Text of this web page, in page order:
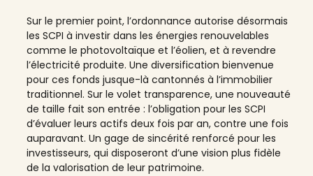
Sur le premier point, l’ordonnance autorise désormais
les SCPI à investir dans les énergies renouvelables
comme le photovoltaïque et l’éolien, et à revendre
l’électricité produite. Une diversification bienvenue
pour ces fonds jusque-là cantonnés à l’immobilier
traditionnel. Sur le volet transparence, une nouveauté
de taille fait son entrée : l’obligation pour les SCPI
d’évaluer leurs actifs deux fois par an, contre une fois
auparavant. Un gage de sincérité renforcé pour les
investisseurs, qui disposeront d’une vision plus fidèle
de la valorisation de leur patrimoine.